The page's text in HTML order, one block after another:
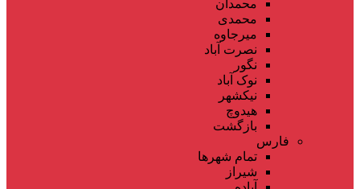
محمدان
محمدی
میرجاوه
نصرت آباد
نگور
نوک آباد
نیکشهر
هیدوچ
بازگشت
فارس
تمام شهر‌ها
شیراز